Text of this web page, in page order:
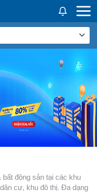
bất động sản tại các khu
cư, khu đô thị. Đa dạng